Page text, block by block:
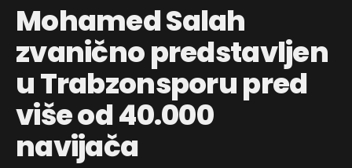
Mohamed Salah
zvanično predstavljen
u Trabzonsporu pred
više od 40.000
navijača